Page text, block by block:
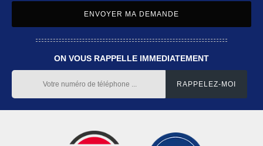
ON VOUS RAPPELLE IMMEDIATEMENT